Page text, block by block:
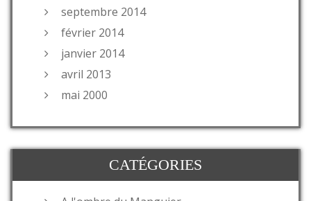
septembre 2014
février 2014
janvier 2014
avril 2013
mai 2000
CATÉGORIES